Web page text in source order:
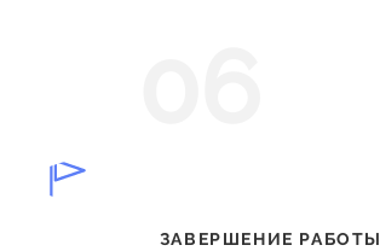
ЗАВЕРШЕНИЕ РАБОТЫ